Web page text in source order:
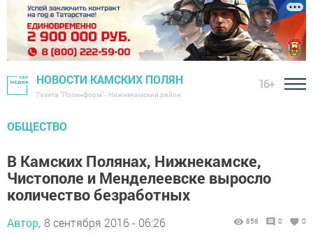
НОВОСТИ КАМСКИХ ПОЛЯН
Газета "Посинформ" - Нижнекамский район
16+
ОБЩЕСТВО
В Камских Полянах, Нижнекамске,
Чистополе и Менделеевске выросло
количество безработных
Автор, 8 сентября 2016 - 06:26 858 0 0